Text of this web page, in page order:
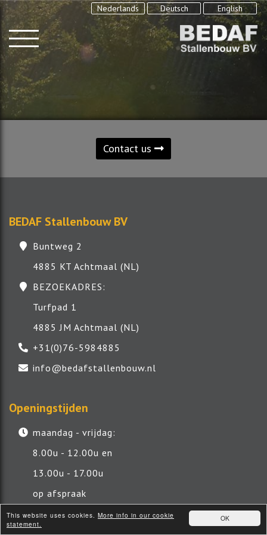
OK
This website uses cookies. More info in our cookie
statement.
Nederlands Deutsch English
Contact us
BEDAF Stallenbouw BV
Buntweg 2
4885 KT Achtmaal (NL)
BEZOEKADRES:
Turfpad 1
4885 JM Achtmaal (NL)
+31(0)76-5984885
info@bedafstallenbouw.nl
Openingstijden
maandag - vrijdag:
8.00u - 12.00u en
13.00u - 17.00u
op afspraak
tussen 12.00 en 13.00 gesloten